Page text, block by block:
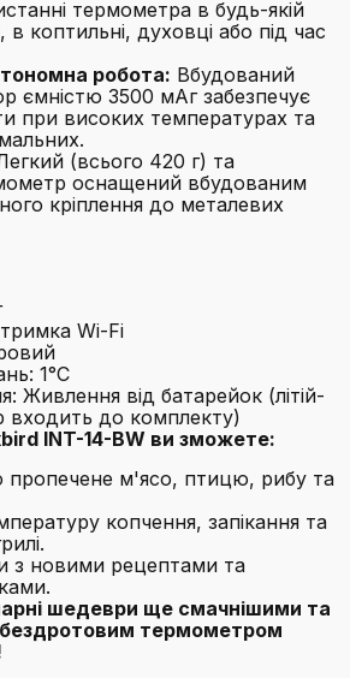
термометра в будь-якій
в коптильні, духовці або під час
робота: Вбудований
ємністю 3500 мАг забезпечує
при високих температурах та
(всього 420 г) та
оснащений вбудованим
кріплення до металевих
Wi-Fi
1°C
Живлення від батарейок (літій-
входить до комплекту)
INT-14-BW ви зможете:
пропечене м'ясо, птицю, рибу та
копчення, запікання та
з новими рецептами та
шедеври ще смачнішими та
термометром